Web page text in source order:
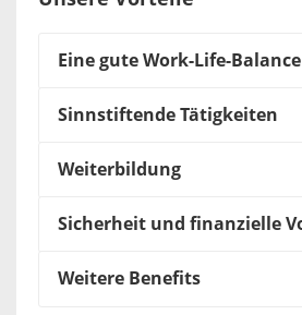
Eine gute Work-Life-Balance
Sinnstiftende Tätigkeiten
Weiterbildung
Sicherheit und finanzielle
Weitere Benefits